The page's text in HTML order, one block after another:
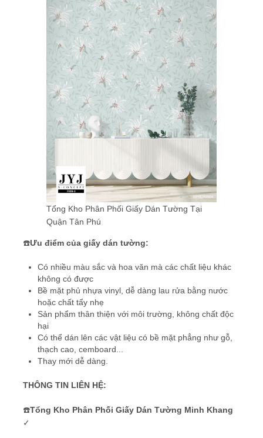
Tổng Kho Phân Phối Giấy Dán Tường Tại
Quận Tân Phú
☎️Ưu điểm của giấy dán tường:
Có nhiều màu sắc và hoa văn mà các chất liệu khác
không có được
Bề mặt phủ nhựa vinyl, dễ dàng lau rửa bằng nước
hoặc chất tẩy nhẹ
Sản phẩm thân thiện với môi trường, không chất độc
hại
Có thể dán lên các vật liệu có bề mặt phẳng như gỗ,
thạch cao, cemboard...
Thay mới dễ dàng.
THÔNG TIN LIÊN HỆ:
☎️Tổng Kho Phân Phối Giấy Dán Tường Minh Khang
✓